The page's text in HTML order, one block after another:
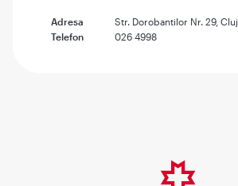
Adresa
Str. Dorobantilor Nr. 29, Cluj
Telefon
026 4998